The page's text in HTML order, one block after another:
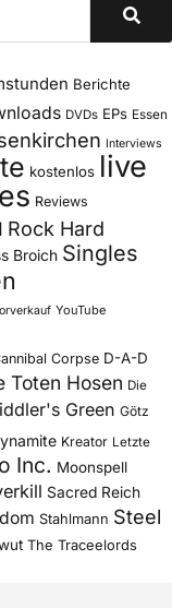
Berichte
DVDs EPs Essen
Interviews
kostenlos live
Reviews
Rock Hard
Broich Singles
YouTube
Corpse D-A-D
Toten Hosen Die
Green Götz
Kreator Letzte
Inc. Moonspell
Sacred Reich
Stahlmann Steel
The Traceelords